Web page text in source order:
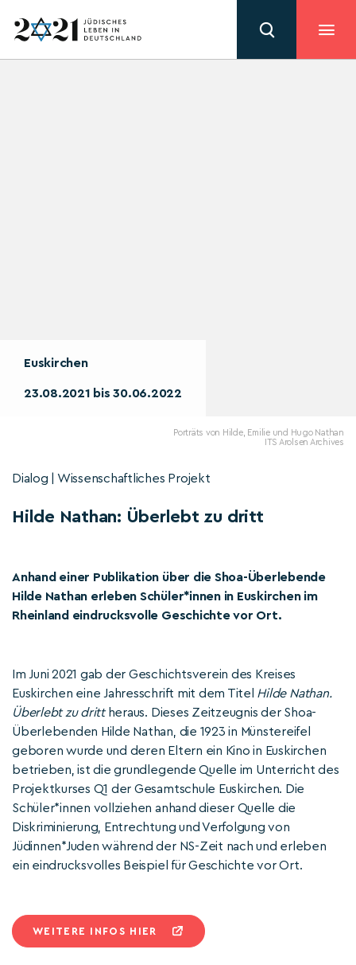
Euskirchen
23.08.2021 bis 30.06.2022
Porträts von Hilde, Emilie und Hugo Nathan
ITS Arolsen Archives
Dialog | Wissenschaftliches Projekt
Hilde Nathan: Überlebt zu dritt
Anhand einer Publikation über die Shoa-Überlebende
Hilde Nathan erleben Schüler*innen in Euskirchen im
Rheinland eindrucksvolle Geschichte vor Ort.
Im Juni 2021 gab der Geschichtsverein des Kreises
Euskirchen eine Jahresschrift mit dem Titel Hilde Nathan.
Überlebt zu drittheraus. Dieses Zeitzeugnis der Shoa-
Überlebenden Hilde Nathan, die 1923 in Münstereifel
geboren wurde und deren Eltern ein Kino in Euskirchen
betrieben, ist die grundlegende Quelle im Unterricht des
Projektkurses Q1 der Gesamtschule Euskirchen. Die
Schüler*innen vollziehen anhand dieser Quelle die
Diskriminierung, Entrechtung und Verfolgung von
Jüdinnen*Juden während der NS-Zeit nach und erleben
ein eindrucksvolles Beispiel für Geschichte vor Ort.
WEITERE INFOS HIER